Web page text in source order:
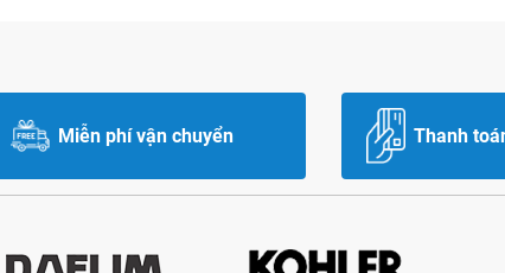
Miễn phí vận chuyển Thanh